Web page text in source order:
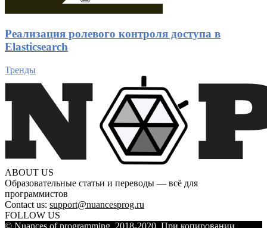
Реализация ролевого контроля доступа в
Elasticsearch
Тренды
ABOUT US
Образовательные статьи и переводы — всё для
программистов
Contact us: support@nuancesprog.ru
FOLLOW US
© Nuances of programming, 2018-2020. При копировании